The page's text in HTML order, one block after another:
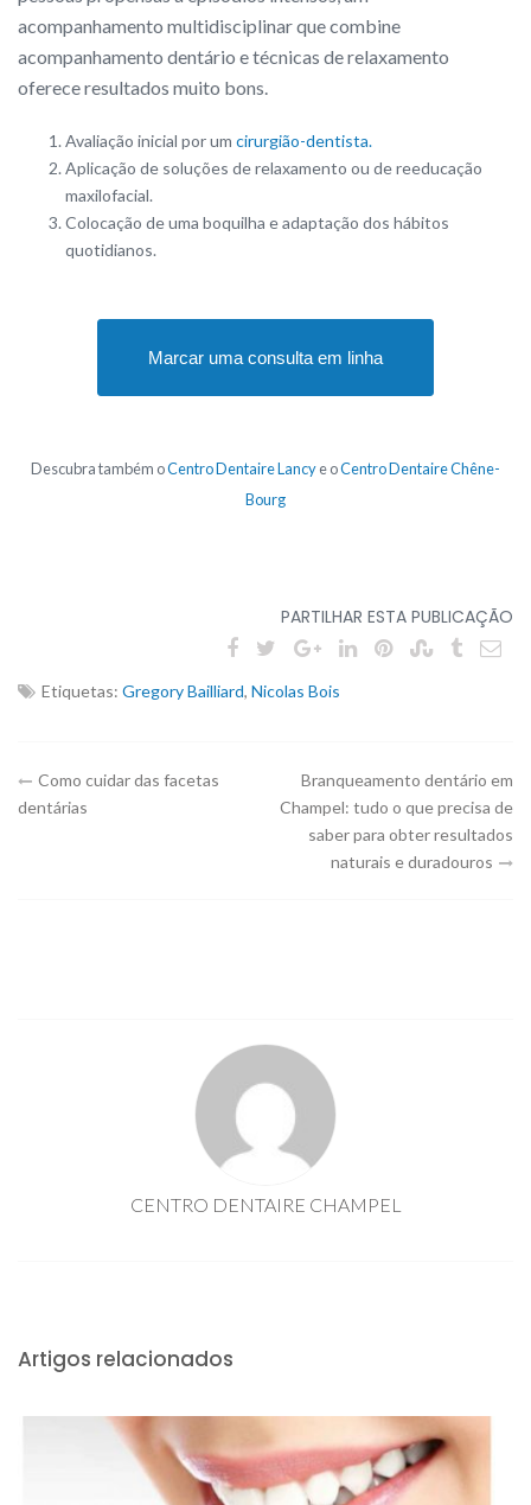
acompanhamento multidisciplinar que combine
acompanhamento dentário e técnicas de relaxamento
oferece resultados muito bons.
Avaliação inicial por um cirurgião-dentista.
Aplicação de soluções de relaxamento ou de reeducação
maxilofacial.
Colocação de uma boquilha e adaptação dos hábitos
quotidianos.
Marcar uma consulta em linha
Descubra também oCentro Dentaire Lancye oCentro Dentaire Chêne-
Bourg
PARTILHAR ESTA PUBLICAÇÃO
Etiquetas: Gregory Bailliard, Nicolas Bois
Navegação
Como cuidar das facetas
dentárias
Branqueamento dentário em
Champel: tudo o que precisa de
saber para obter resultados
naturais e duradouros
CENTRO DENTAIRE CHAMPEL
Artigos relacionados